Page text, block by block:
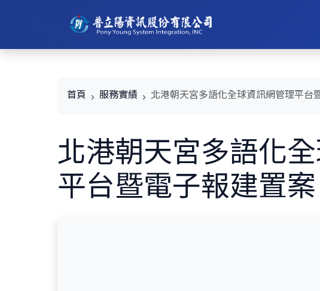
首頁 服務實績 北港朝天宮多語化全球資訊網管理平台
北港朝天宮多語化
平台暨電子報建置案